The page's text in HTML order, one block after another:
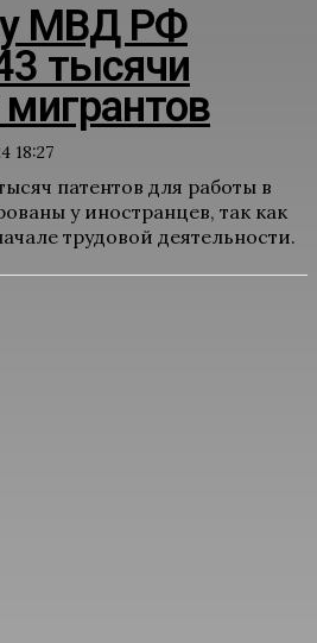
МВД РФ
тысячи
мигрантов
18:27
патентов для работы в
у иностранцев, так как
трудовой деятельности.